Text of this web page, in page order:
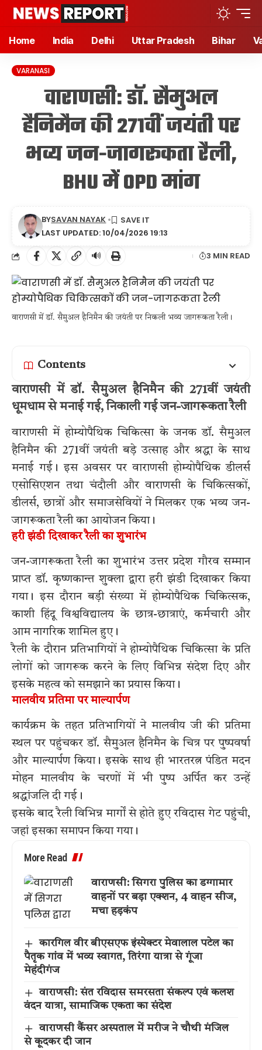
Home India Delhi Uttar Pradesh Bihar
VARANASI
वाराणसी: डॉ. सैमुअल
हैनिमैन की 271वीं जयंती पर
भव्य जन-जागरूकता रैली,
BHU में OPD मांग
LAST UPDATED: 10/04/2026 19:13
BYSAVAN NAYAK
🔊 3 MIN READ
वाराणसी में डॉ. सैमुअल हैनिमैन की जयंती पर निकली भव्य जागरूकता रैली।
Contents
वाराणसी में डॉ. सैमुअल हैनिमैन की 271वीं जयंती
धूमधाम से मनाई गई, निकाली गई जन-जागरूकता रैली
वाराणसी में होम्योपैथिक चिकित्सा के जनक डॉ. सैमुअल
हैनिमैन की 271वीं जयंती बड़े उत्साह और श्रद्धा के साथ
मनाई गई। इस अवसर पर वाराणसी होम्योपैथिक डीलर्स
एसोसिएशन तथा चंदौली और वाराणसी के चिकित्सकों,
डीलर्स, छात्रों और समाजसेवियों ने मिलकर एक भव्य जन-
जागरूकता रैली का आयोजन किया।
हरी झंडी दिखाकर रैली का शुभारंभ
जन-जागरूकता रैली का शुभारंभ उत्तर प्रदेश गौरव सम्मान
प्राप्त डॉ. कृष्णकान्त शुक्ला द्वारा हरी झंडी दिखाकर किया
गया। इस दौरान बड़ी संख्या में होम्योपैथिक चिकित्सक,
काशी हिंदू विश्वविद्यालय के छात्र-छात्राएं, कर्मचारी और
आम नागरिक शामिल हुए।
रैली के दौरान प्रतिभागियों ने होम्योपैथिक चिकित्सा के प्रति
लोगों को जागरूक करने के लिए विभिन्न संदेश दिए और
इसके महत्व को समझाने का प्रयास किया।
मालवीय प्रतिमा पर माल्यार्पण
कार्यक्रम के तहत प्रतिभागियों ने मालवीय जी की प्रतिमा
स्थल पर पहुंचकर डॉ. सैमुअल हैनिमैन के चित्र पर पुष्पवर्षा
और माल्यार्पण किया। इसके साथ ही भारतरत्न पंडित मदन
मोहन मालवीय के चरणों में भी पुष्प अर्पित कर उन्हें
श्रद्धांजलि दी गई।
इसके बाद रैली विभिन्न मार्गों से होते हुए रविदास गेट पहुंची,
जहां इसका समापन किया गया।
More Read
वाराणसी: सिगरा पुलिस का डग्गामार
वाहनों पर बड़ा एक्शन, 4 वाहन सीज,
मचा हड़कंप
कारगिल वीर बीएसएफ इंस्पेक्टर मेवालाल पटेल का
पैतृक गांव में भव्य स्वागत, तिरंगा यात्रा से गूंजा
मेहंदीगंज
वाराणसी: संत रविदास समरसता संकल्प एवं कलश
वंदन यात्रा, सामाजिक एकता का संदेश
वाराणसी कैंसर अस्पताल में मरीज ने चौथी मंजिल
से कूदकर दी जान